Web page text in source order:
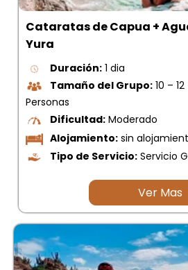
Cataratas de Capua +
Yura
Duración: 1 dia
Tamaño del Grupo: 10 – 12
Personas
Dificultad: Moderado
Alojamiento: sin
Tipo de Servicio: Servicio
Ver Mas